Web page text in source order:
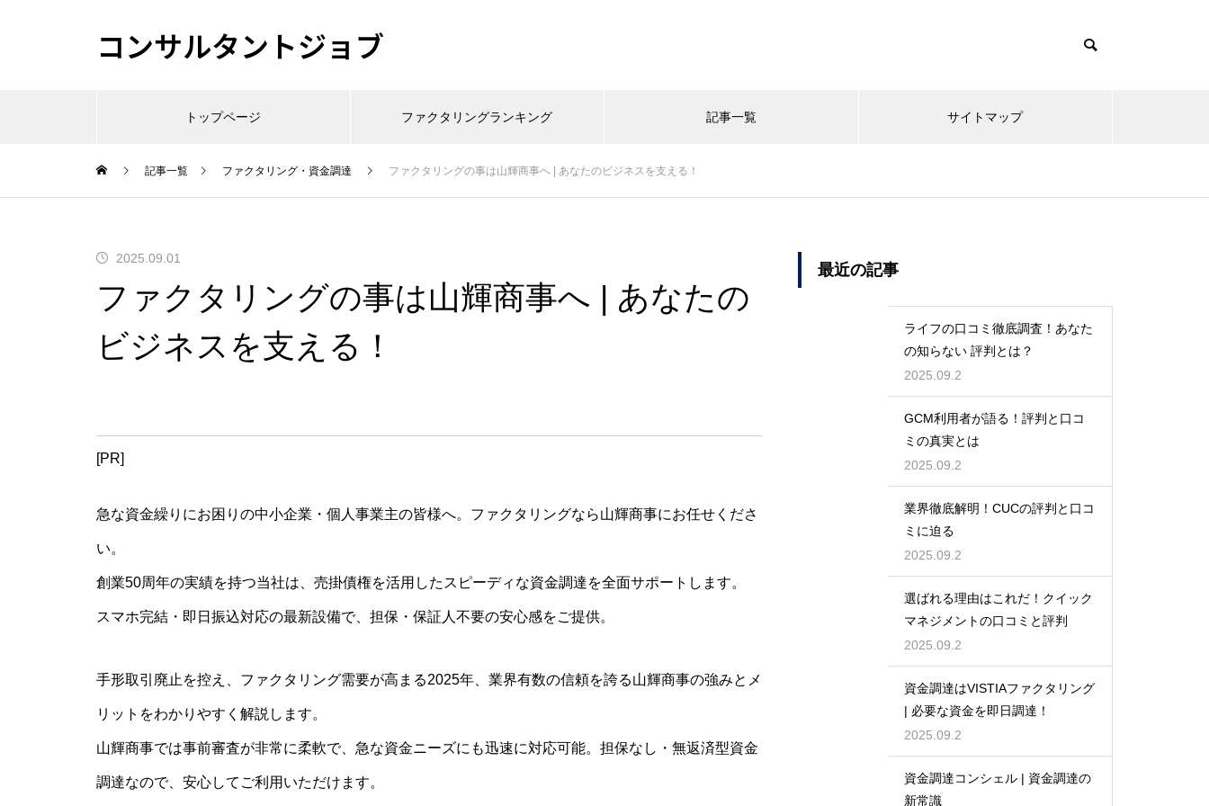
コンサルタントジョブ
トップページ ファクタリングランキング 記事一覧 サイトマップ
記事一覧 ファクタリング・資金調達 ファクタリングの事は山輝商事へ | あなたのビジネスを支える！
2025.09.01
ファクタリングの事は山輝商事へ | あなたの
ビジネスを支える！
[PR]
急な資金繰りにお困りの中小企業・個人事業主の皆様へ。ファクタリングなら山輝商事にお任せくださ
い。
創業50周年の実績を持つ当社は、売掛債権を活用したスピーディな資金調達を全面サポートします。
スマホ完結・即日振込対応の最新設備で、担保・保証人不要の安心感をご提供。
手形取引廃止を控え、ファクタリング需要が高まる2025年、業界有数の信頼を誇る山輝商事の強みとメ
リットをわかりやすく解説します。
山輝商事では事前審査が非常に柔軟で、急な資金ニーズにも迅速に対応可能。担保なし・無返済型資金
調達なので、安心してご利用いただけます。
最近の記事
ライフの口コミ徹底調査！あなた
の知らない 評判とは？
2025.09.2
GCM利用者が語る！評判と口コ
ミの真実とは
2025.09.2
業界徹底解明！CUCの評判と口コ
ミに迫る
2025.09.2
選ばれる理由はこれだ！クイック
マネジメントの口コミと評判
2025.09.2
資金調達はVISTIAファクタリング
| 必要な資金を即日調達！
2025.09.2
資金調達コンシェル | 資金調達の
新常識